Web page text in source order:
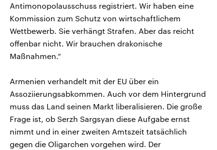
Antimonopolausschuss registriert. Wir haben eine
Kommission zum Schutz von wirtschaftlichem
Wettbewerb. Sie verhängt Strafen. Aber das reicht
offenbar nicht. Wir brauchen drakonische
Maßnahmen.“
Armenien verhandelt mit der EU über ein
Assoziierungsabkommen. Auch vor dem Hintergrund
muss das Land seinen Markt liberalisieren. Die große
Frage ist, ob Serzh Sargsyan diese Aufgabe ernst
nimmt und in einer zweiten Amtszeit tatsächlich
gegen die Oligarchen vorgehen wird. Der